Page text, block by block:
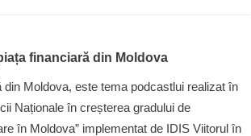
financiară din Moldova
Moldova, este tema podcastlui realizat în
Naționale în creșterea gradului de
în Moldova” implementat de IDIS Viitorul în